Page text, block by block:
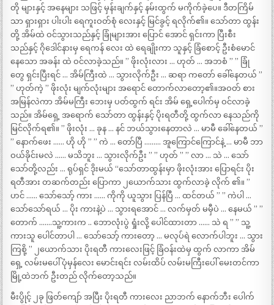
တို များနှင့် အနေများ သဖြင့် မှန်းချက်နှင့် နမ်းထွက် မကိုက်ခဲ့ပေ။ ဒီတကြိမ်
သာ ရှားရှား ပါးပါး ရေကူးဝတ်စုံ လေးနှင့် မြင်ခွင့် ရလိုက်၏။ သော်တာ ထွန်း
တို့ အိမ်ထဲ ဝင်သွားသည်နှင့် ခြုံများအား ပြောင် အောင် ရှင်းကာ ပြီးစီး
သည်နှင့် ဂိုဒေါင်နားမှ ရေကန် လေး ထဲ ရေချိုးကာ သူနှင့် ခြံစောင့် ဦးစံမောင်
နေသော အခန်း ထဲ ဝင်လာခဲ့သည်။ ” ဖိုးလုံးလား … ဟုတ် … အဘစံ ” ” ခြုံ
တွေ ရှင်းပြီးရင် … အိမ်ကြီးထဲ … သွားလိုက်ဦး … ဆရာ ကတော် ခေါ်နေတယ် ”
” ဟုတ်ကဲ့ ” ဖိုးလုံး မျက်လုံးများ အရောင် တောက်လာတော့၏။အဝတ် စား
အမြန်လဲကာ အိမ်မကြီး ဘေးမှ ပတ်ထွက် ရင်း အိမ် ရှေ့ပေါက်မှ ဝင်လာခဲ့
သည်။ အိမ်ရှေ့ အရောက် သော်တာ ထွန်းနှင့် ပိုးရတီတို့ ထွက်လာ နေသည်ကို
မြင်လိုက်ရ၏။ ” ဖိုးလုံး … ခုန … နင် ဘယ်သွားနေတာလဲ … မာမီ ခေါ်နေတယ် ”
” နောက်ဖေး …… ဟို ဟို ” ” ကဲ … တော်ပြီ ……… အူကြောင်ကြောင်နဲ့ … မာမီ ဘာ
ဝယ်ခိုင်းမလဲ …… မသိဘူး … သွားလိုက်ဦး ” ” ဟုတ် ” ” လာ … သဲ … သော်
သော်တို့လည်း … ရုပ်ရှင် ဒိုးမယ် “သော်တာထွန်းမှာ ဖိုးလုံးအား ပြောရင်း ပိုး
ရတီအား တဆက်တည်း ပြောကာ ၂ယောက်သား ထွက်လာခဲ့ လိုက် ၏။ ”
ဟင် …… သော်သော့် ကား …… ကိုကို ယူသွား ပြန်ပြီ … ထင်တယ် ” ” ကဲပါ …
သော်သော်ရယ် … ပိုး ကားနဲ့ပဲ … သွားရအောင် … လက်မှတ် မမှီပဲ … နေမယ် ” ”
တောက် …….သူ့ကားက .. ဘောလုံးပွဲ ရှုံးလို့ ပေါင်ထားတာ …… သဲ ရ ” ” သူ့
ကားသူ ပေါင်တာပါ … သော်သော့် ကားတော့ … မလုပ်ရဲ လောက်ပါဘူး … သွား
ကြစို့ ” ၂ယောက်သား ပိုးရတီ ကားလေးဖြင့် ခြံဝန်းထဲမှ ထွက် လာကာ အိမ်
ရှေ့ လမ်းမပေါ် ပုံမှန်လေး မောင်းရင်း လမ်းထိပ် လမ်းမကြီးပေါ် မေးတင်ကာ
မြို့ထဲဘက် ဦးတည် လိုက်တော့သည်။
မီးပွိုင့် ၂ခု ဖြတ်ကျော် အပြီး ပိုးရတီ ကားလေး ညာဘက် နောက်ဘီး ပေါက်